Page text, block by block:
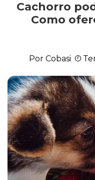
Cachorro
Como
Por Cobasi